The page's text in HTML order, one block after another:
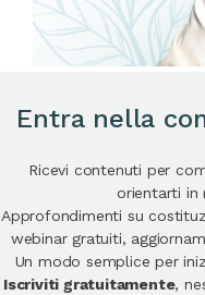
Entra nella
Ricevi contenuti per
orientarti in
Approfondimenti su
webinar gratuiti,
Un modo semplice per
Iscriviti gratuitamente,